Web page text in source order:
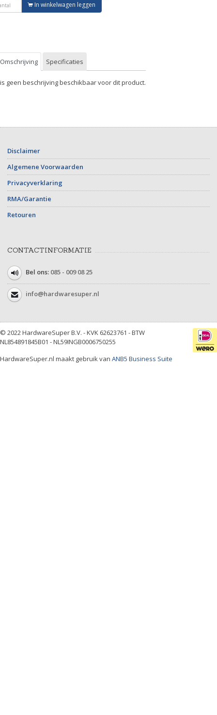
In winkelwagen leggen
Omschrijving Specificaties
geen beschrijving beschikbaar voor dit product.
Disclaimer
Algemene Voorwaarden
Privacyverklaring
RMA/Garantie
Retouren
CONTACTINFORMATIE
Bel ons: 085 - 009 08 25
info@hardwaresuper.nl
© 2022 HardwareSuper B.V. - KVK 62623761 - BTW
NL854891845B01 - NL59INGB0006750255
HardwareSuper.nl maakt gebruik van ANB5 Business Suite